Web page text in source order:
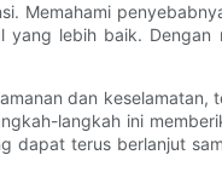
Memahami
lebih baik.
dan keselamatan,
langkah ini
terus berlanjut